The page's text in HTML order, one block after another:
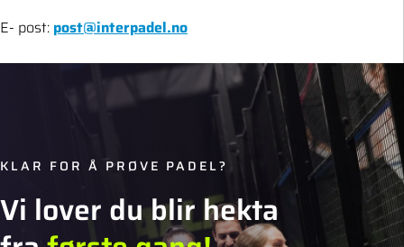
E- post: post@interpadel.no
KLAR FOR Å PRØVE PADEL?
Vi lover du blir hekta